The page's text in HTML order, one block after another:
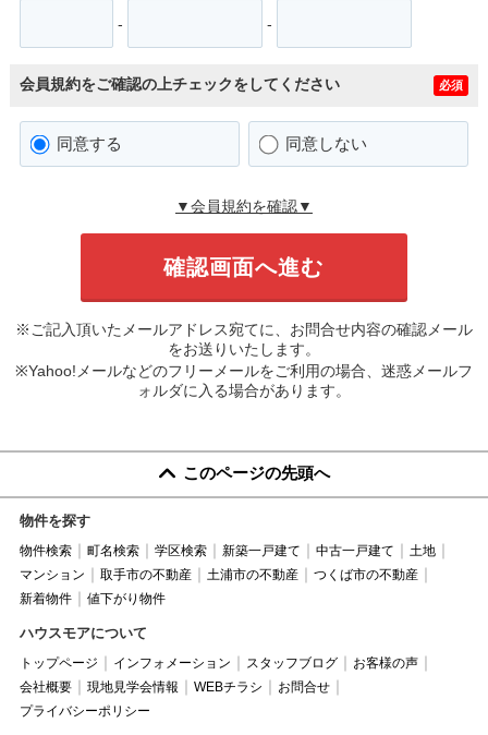
- -
会員規約をご確認の上チェックをしてください 必須
同意する 同意しない
▼会員規約を確認▼
※ご記入頂いたメールアドレス宛てに、お問合せ内容の確認メール
をお送りいたします。
※Yahoo!メールなどのフリーメールをご利用の場合、迷惑メールフ
ォルダに入る場合があります。
このページの先頭へ
物件を探す
物件検索 町名検索 学区検索 新築一戸建て 中古一戸建て
土地
マンション
取手市の不動産 土浦市の不動産
つくば市の不動産
新着物件
値下がり物件
ハウスモアについて
トップページ インフォメーション スタッフブログ
お客様の声
会社概要
現地見学会情報 WEBチラシ
お問合せ
プライバシーポリシー